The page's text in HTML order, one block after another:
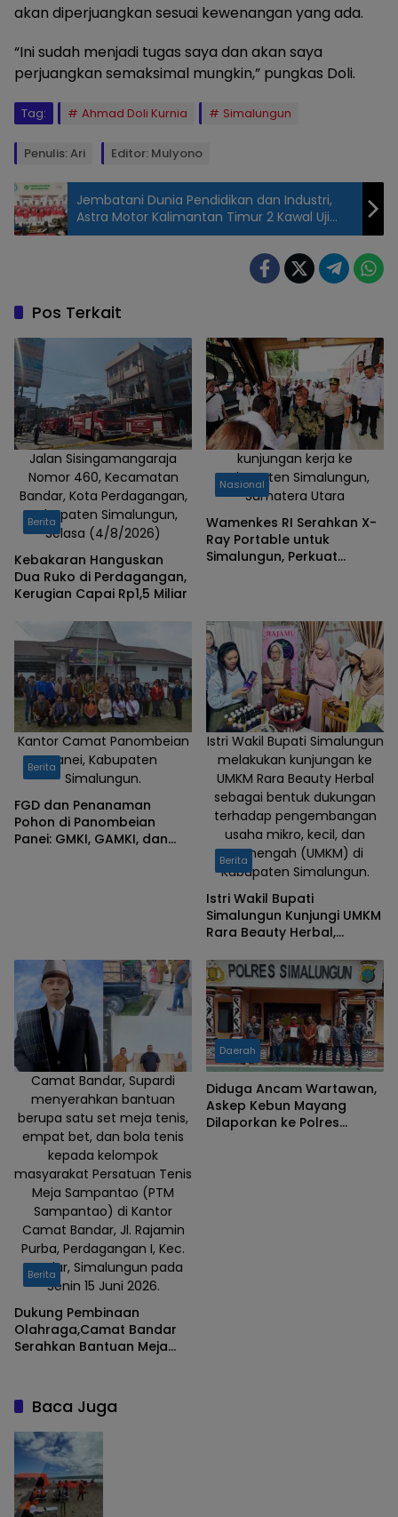
akan diperjuangkan sesuai kewenangan yang ada.
“Ini sudah menjadi tugas saya dan akan saya
perjuangkan semaksimal mungkin,” pungkas Doli.
Tag: Ahmad Doli Kurnia Simalungun
Penulis: Ari Editor: Mulyono
Golkar,Ahmad
menyerap
berbagai
aspirasi
masyarakat
saat
menggelar
Dialog di
Literasi
Perdagangan
I, Kabupaten
Kepulauan
Simalungun.
Jembatani Dunia Pendidikan dan Industri,
Astra Motor Kalimantan Timur 2 Kawal Uji
Kompetensi di SMKN 19 Samarinda
Pos Terkait
Jalan Sisingamangaraja
Nomor 460, Kecamatan
Bandar, Kota Perdagangan,
Kabupaten Simalungun,
Selasa (4/8/2026)
Berita
Kebakaran Hanguskan
Dua Ruko di Perdagangan,
Kerugian Capai Rp1,5 Miliar
kunjungan kerja ke
Kabupaten Simalungun,
Sumatera Utara
Nasional
Wamenkes RI Serahkan X-
Ray Portable untuk
Simalungun, Perkuat
Kantor Camat Panombeian
Panei, Kabupaten
Simalungun.
Berita
FGD dan Penanaman
Pohon di Panombeian
Panei: GMKI, GAMKI, dan
Istri Wakil Bupati Simalungun
melakukan kunjungan ke
UMKM Rara Beauty Herbal
sebagai bentuk dukungan
terhadap pengembangan
usaha mikro, kecil, dan
menengah (UMKM) di
Kabupaten Simalungun.
Berita
Istri Wakil Bupati
Simalungun Kunjungi UMKM
Rara Beauty Herbal,
Pelaku Usaha Lokal
Camat Bandar, Supardi
menyerahkan bantuan
berupa satu set meja tenis,
empat bet, dan bola tenis
kepada kelompok
masyarakat Persatuan Tenis
Meja Sampantao (PTM
Sampantao) di Kantor
Camat Bandar, Jl. Rajamin
Purba, Perdagangan I, Kec.
Bandar, Simalungun pada
Senin 15 Juni 2026.
Berita
Dukung Pembinaan
Olahraga,Camat Bandar
Serahkan Bantuan Meja
Daerah
Diduga Ancam Wartawan,
Askep Kebun Mayang
Dilaporkan ke Polres
Baca Juga